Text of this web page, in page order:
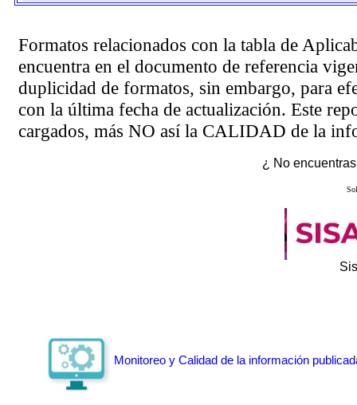
Formatos relacionados con la tabla de
encuentra en el documento de referencia
duplicidad de formatos, sin embargo, para
con la última fecha de actualización. Este
cargados, más NO así la CALIDAD de la
¿ No
Monitoreo y Calidad de la información